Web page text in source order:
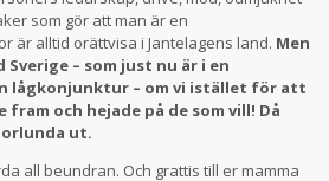
som gör att man är en
är alltid orättvisa i Jantelagens land. Men
Sverige – som just nu är i en
lågkonjunktur – om vi istället för att
och hejade på de som vill! Då
ut.
all beundran. Och grattis till er mamma